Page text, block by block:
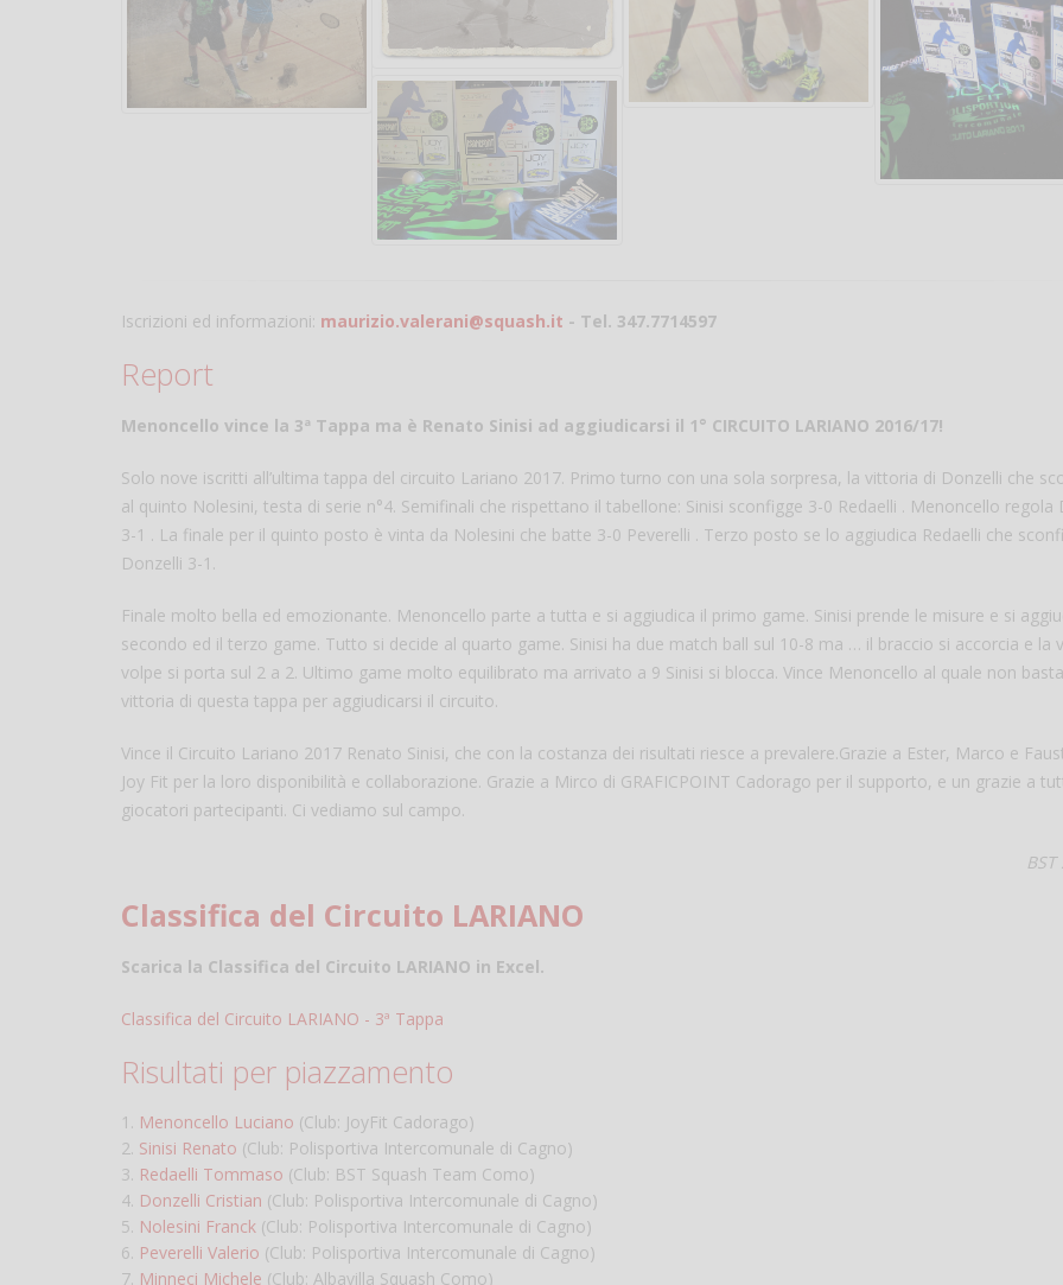
Iscrizioni ed informazioni: maurizio.valerani@squash.it - Tel. 347.7714597
Report
Menoncello vince la 3ª Tappa ma è Renato Sinisi ad aggiudicarsi il 1° CIRCUITO LARIANO 2016/17!
Solo nove iscritti all’ultima tappa del circuito Lariano 2017. Primo turno con una sola sorpresa, la vittoria di Donzelli che
al quinto Nolesini, testa di serie n°4. Semifinali che rispettano il tabellone: Sinisi sconfigge 3-0 Redaelli . Menoncello regola
3-1 . La finale per il quinto posto è vinta da Nolesini che batte 3-0 Peverelli . Terzo posto se lo aggiudica Redaelli che
Donzelli 3-1.
Finale molto bella ed emozionante. Menoncello parte a tutta e si aggiudica il primo game. Sinisi prende le misure e si
secondo ed il terzo game. Tutto si decide al quarto game. Sinisi ha due match ball sul 10-8 ma … il braccio si accorcia e la
volpe si porta sul 2 a 2. Ultimo game molto equilibrato ma arrivato a 9 Sinisi si blocca. Vince Menoncello al quale non
vittoria di questa tappa per aggiudicarsi il circuito.
Vince il Circuito Lariano 2017 Renato Sinisi, che con la costanza dei risultati riesce a prevalere.Grazie a Ester, Marco e
Joy Fit per la loro disponibilità e collaborazione. Grazie a Mirco di GRAFICPOINT Cadorago per il supporto, e un grazie a
giocatori partecipanti. Ci vediamo sul campo.
BST
Classifica del Circuito LARIANO
Scarica la Classifica del Circuito LARIANO in Excel.
Classifica del Circuito LARIANO - 3ª Tappa
Risultati per piazzamento
1. Menoncello Luciano (Club: JoyFit Cadorago)
2. Sinisi Renato (Club: Polisportiva Intercomunale di Cagno)
3. Redaelli Tommaso (Club: BST Squash Team Como)
4. Donzelli Cristian (Club: Polisportiva Intercomunale di Cagno)
5. Nolesini Franck (Club: Polisportiva Intercomunale di Cagno)
6. Peverelli Valerio (Club: Polisportiva Intercomunale di Cagno)
7. Minneci Michele (Club: Albavilla Squash Como)